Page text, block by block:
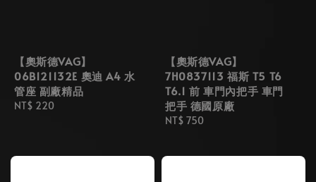
【奧斯德VAG】
06B121132E 奧迪 A4 水
管座 副廠精品
Regular
NT$ 220
【奧斯德VAG】
7H0837113 福斯 T5 T6
T6.1 前 車門內把手 車門
把手 德國原廠
Regular
NT$ 750